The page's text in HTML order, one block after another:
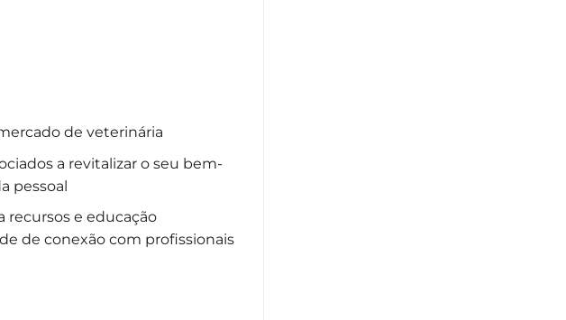
de veterinária
a revitalizar o seu bem-
pessoal
recursos e educação
de conexão com profissionais